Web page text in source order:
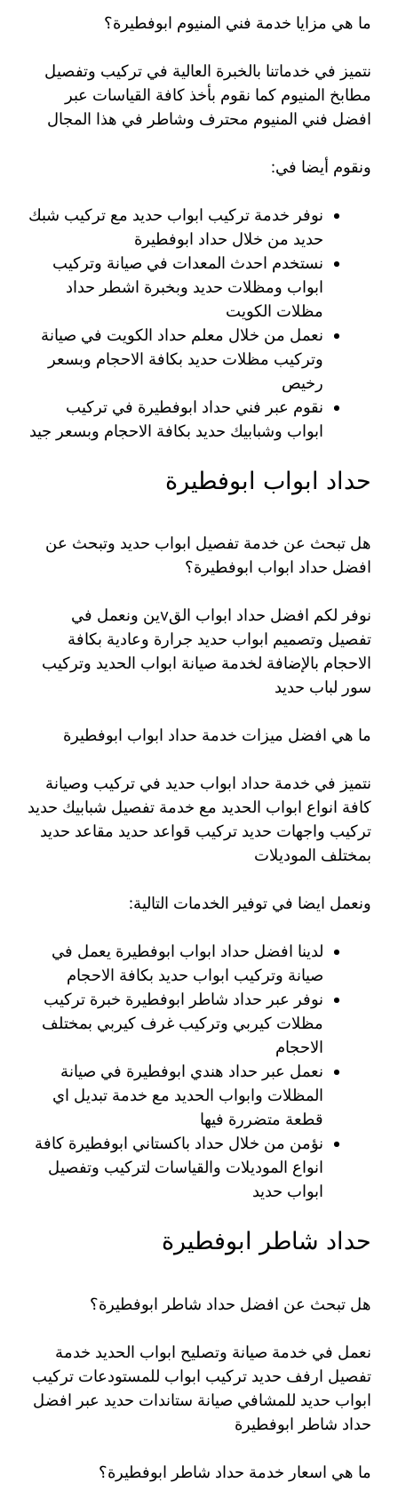
ما هي مزايا خدمة فني المنيوم ابوفطيرة؟
نتميز في خدماتنا بالخبرة العالية في تركيب وتفصيل
مطابخ المنيوم كما نقوم بأخذ كافة القياسات عبر
افضل فني المنيوم محترف وشاطر في هذا المجال
ونقوم أيضا في:
نوفر خدمة تركيب ابواب حديد مع تركيب شبك
حديد من خلال حداد ابوفطيرة
نستخدم احدث المعدات في صيانة وتركيب
ابواب ومظلات حديد وبخبرة اشطر حداد
مظلات الكويت
نعمل من خلال معلم حداد الكويت في صيانة
وتركيب مظلات حديد بكافة الاحجام وبسعر
رخيص
نقوم عبر فني حداد ابوفطيرة في تركيب
ابواب وشبابيك حديد بكافة الاحجام وبسعر جيد
حداد ابواب ابوفطيرة
هل تبحث عن خدمة تفصيل ابواب حديد وتبحث عن
افضل حداد ابواب ابوفطيرة؟
نوفر لكم افضل حداد ابواب القvين ونعمل في
تفصيل وتصميم ابواب حديد جرارة وعادية بكافة
الاحجام بالإضافة لخدمة صيانة ابواب الحديد وتركيب
سور لباب حديد
ما هي افضل ميزات خدمة حداد ابواب ابوفطيرة
نتميز في خدمة حداد ابواب حديد في تركيب وصيانة
كافة انواع ابواب الحديد مع خدمة تفصيل شبابيك حديد
تركيب واجهات حديد تركيب قواعد حديد مقاعد حديد
بمختلف الموديلات
ونعمل ايضا في توفير الخدمات التالية:
لدينا افضل حداد ابواب ابوفطيرة يعمل في
صيانة وتركيب ابواب حديد بكافة الاحجام
نوفر عبر حداد شاطر ابوفطيرة خبرة تركيب
مظلات كيربي وتركيب غرف كيربي بمختلف
الاحجام
نعمل عبر حداد هندي ابوفطيرة في صيانة
المظلات وابواب الحديد مع خدمة تبديل اي
قطعة متضررة فيها
نؤمن من خلال حداد باكستاني ابوفطيرة كافة
انواع الموديلات والقياسات لتركيب وتفصيل
ابواب حديد
حداد شاطر ابوفطيرة
هل تبحث عن افضل حداد شاطر ابوفطيرة؟
نعمل في خدمة صيانة وتصليح ابواب الحديد خدمة
تفصيل ارفف حديد تركيب ابواب للمستودعات تركيب
ابواب حديد للمشافي صيانة ستاندات حديد عبر افضل
حداد شاطر ابوفطيرة
ما هي اسعار خدمة حداد شاطر ابوفطيرة؟